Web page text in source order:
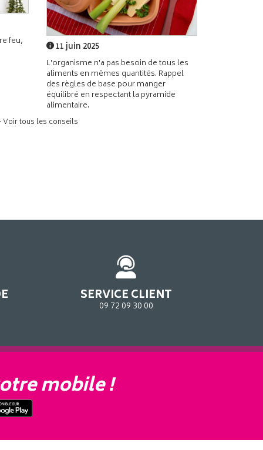
feu,
11 juin 2025
L'organisme n'a pas besoin de tous les
aliments en mêmes quantités. Rappel
des règles de base pour manger
équilibré en respectant la pyramide
alimentaire.
Voir tous les conseils
SERVICE CLIENT
09 72 09 30 00
mobile !